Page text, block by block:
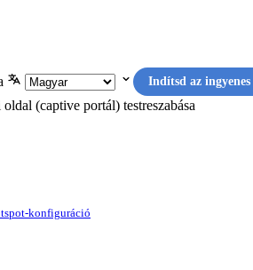
Indítsd az
(captive portál) testreszabása
konfiguráció